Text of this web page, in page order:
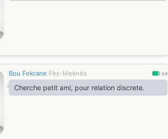
Bou Fekrane Fès-Meknès 0.8
Cherche petit ami, pour relation discrete.